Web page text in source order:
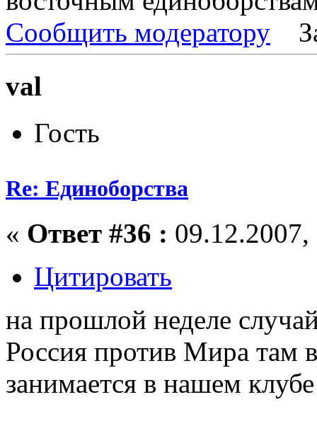
Сообщить модератору
val
Гость
Re: Единоборства
« Ответ #36 :
Цитировать
на прошлой неделе
Россия против Мира там
занимается в нашем